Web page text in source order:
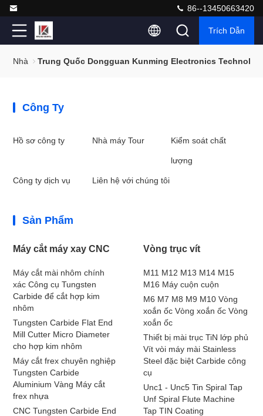
86--13450663420
Trích Dẫn
Nhà Trung Quốc Dongguan Kunming Electronics
Công Ty
Hồ sơ công ty Nhà máy Tour Kiểm soát chất
lượng
Công ty dịch vụ Liên hệ với chúng tôi
Sản Phẩm
Máy cắt máy xay CNC
Máy cắt mài nhôm chính
xác Công cụ Tungsten
Carbide để cắt hợp kim
nhôm
Tungsten Carbide Flat End
Mill Cutter Micro Diameter
cho hợp kim nhôm
Máy cắt frex chuyên nghiệp
Tungsten Carbide
Aluminium Vàng Máy cắt
frex nhựa
CNC Tungsten Carbide End
Vòng trục vít
M11 M12 M13 M14 M15
M16 Máy cuộn cuộn
M6 M7 M8 M9 M10 Vòng
xoắn ốc Vòng xoắn ốc Vòng
xoắn ốc
Thiết bị mài trục TiN lớp phủ
Vít vòi máy mài Stainless
Steel đặc biệt Carbide công
cụ
Unc1 - Unc5 Tin Spiral Tap
Unf Spiral Flute Machine
Tap TIN Coating